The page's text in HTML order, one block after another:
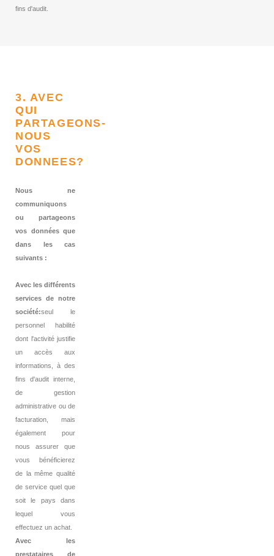
fins d'audit.
3. AVEC
QUI
PARTAGEONS-
NOUS
VOS
DONNEES?
Nous ne
communiquons
ou partageons
vos données que
dans les cas
suivants :
Avec les différents
services de notre
société:seul le
personnel habilité
dont l'activité justifie
un accès aux
informations, à des
fins d'audit interne,
de gestion
administrative ou de
facturation, mais
également pour
nous assurer que
vous bénéficierez
de la même qualité
de service quel que
soit le pays dans
lequel vous
effectuez un achat.
Avec les
prestataires de